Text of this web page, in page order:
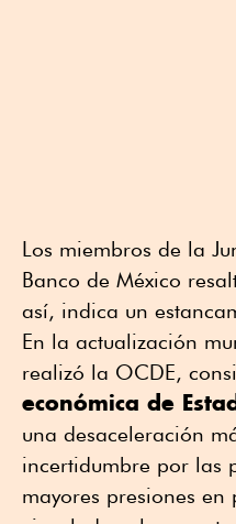
Los miembros de la
Banco de México
así, indica un
En la actualización
realizó la OCDE,
económica de
una desaceleración
incertidumbre por las
mayores presiones en